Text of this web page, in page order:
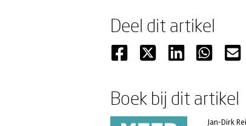
Deel dit artikel
Boek bij dit artikel
Jan-Dirk